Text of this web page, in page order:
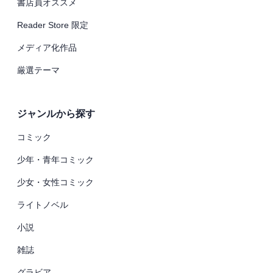
書店員オススメ
Reader Store 限定
メディア化作品
厳選テーマ
ジャンルから探す
コミック
少年・青年コミック
少女・女性コミック
ライトノベル
小説
雑誌